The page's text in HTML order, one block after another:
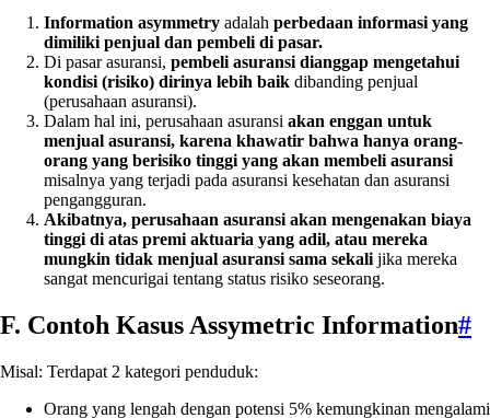
Information asymmetry adalah perbedaan informasi yang
dimiliki penjual dan pembeli di pasar.
Di pasar asuransi, pembeli asuransi dianggap mengetahui
kondisi (risiko) dirinya lebih baik dibanding penjual
(perusahaan asuransi).
Dalam hal ini, perusahaan asuransi akan enggan untuk
menjual asuransi, karena khawatir bahwa hanya orang-
orang yang berisiko tinggi yang akan membeli asuransi
misalnya yang terjadi pada asuransi kesehatan dan asuransi
pengangguran.
Akibatnya, perusahaan asuransi akan mengenakan biaya
tinggi di atas premi aktuaria yang adil, atau mereka
mungkin tidak menjual asuransi sama sekali jika mereka
sangat mencurigai tentang status risiko seseorang.
F. Contoh Kasus Assymetric Information#
Misal: Terdapat 2 kategori penduduk:
Orang yang lengah dengan potensi 5% kemungkinan mengalami